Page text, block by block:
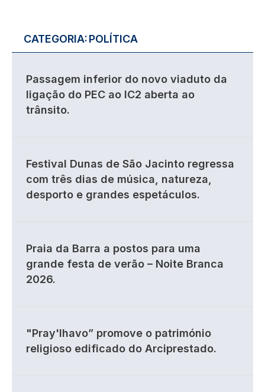
CATEGORIA:POLÍTICA
Passagem inferior do novo viaduto da
ligação do PEC ao IC2 aberta ao
trânsito.
Festival Dunas de São Jacinto regressa
com três dias de música, natureza,
desporto e grandes espetáculos.
Praia da Barra a postos para uma
grande festa de verão – Noite Branca
2026.
"Pray'lhavo” promove o património
religioso edificado do Arciprestado.